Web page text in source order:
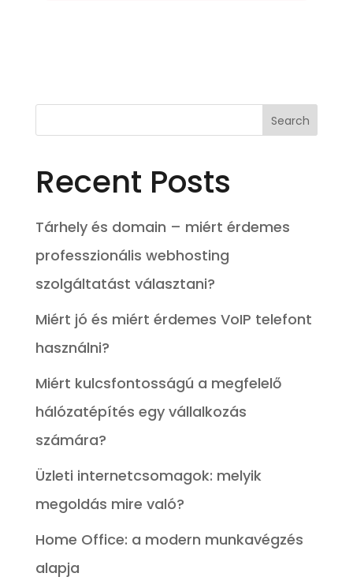
Recent Posts
Tárhely és domain – miért érdemes
professzionális webhosting
szolgáltatást választani?
Miért jó és miért érdemes VoIP telefont
használni?
Miért kulcsfontosságú a megfelelő
hálózatépítés egy vállalkozás
számára?
Üzleti internetcsomagok: melyik
megoldás mire való?
Home Office: a modern munkavégzés
alapja